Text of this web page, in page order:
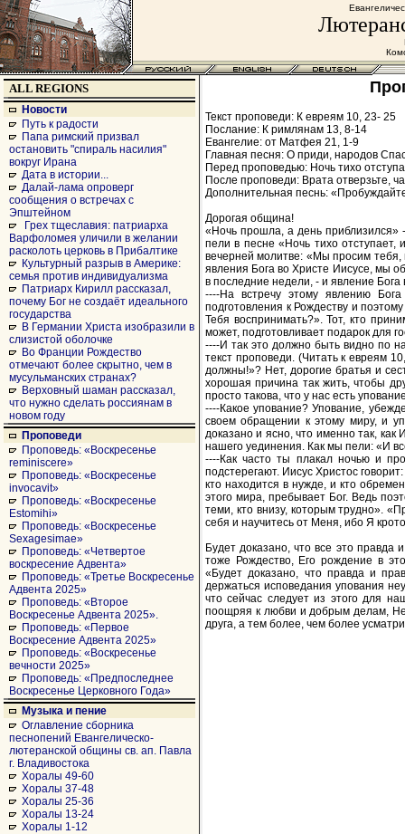
ALL REGIONS
Новости
Путь к радости
Папа римский призвал
остановить "спираль насилия"
вокруг Ирана
Дата в истории...
Далай-лама опроверг
сообщения о встречах с
Эпштейном
Грех тщеславия: патриарха
Варфоломея уличили в желании
расколоть церковь в Прибалтике
Культурный разрыв в Америке:
семья против индивидуализма
Патриарх Кирилл рассказал,
почему Бог не создаёт идеального
государства
В Германии Христа изобразили в
слизистой оболочке
Во Франции Рождество
отмечают более скрытно, чем в
мусульманских странах?
Верховный шаман рассказал,
что нужно сделать россиянам в
новом году
Проповеди
Проповедь: «Воскресенье
reminiscere»
Проповедь: «Воскресенье
invocavit»
Проповедь: «Воскресенье
Estomihi»
Проповедь: «Воскресенье
Sexagesimae»
Проповедь: «Четвертое
воскресение Адвента»
Проповедь: «Третье Воскресенье
Адвента 2025»
Проповедь: «Второе
Воскресенье Адвента 2025».
Проповедь: «Первое
Воскресение Адвента 2025»
Проповедь: «Воскресенье
вечности 2025»
Проповедь: «Предпоследнее
Воскресенье Церковного Года»
Музыка и пение
Оглавление сборника
песнопений Евангелическо-
лютеранской общины св. ап. Павла
г. Владивостока
Хоралы 49-60
Хоралы 37-48
Хоралы 25-36
Хоралы 13-24
Хоралы 1-12
Текст проповеди: К евреям 10, 23- 25
Послание: К римлянам 13, 8-14
Евангелие: от Матфея 21, 1-9
Главная песня: О приди, народов
Перед проповедью: Ночь тихо
После проповеди: Врата отверзьте,
Дополнительная песнь:
Дорогая община!
«Ночь прошла, а день приблизился»
пели в песне «Ночь тихо отступает,
вечерней молитве: «Мы просим тебя,
явления Бога во Христе Иисусе, мы
в последние недели, - и явление
----На встречу этому явлению
подготовления к Рождеству и
Тебя воспринимать?». Тот, кто
может, подготовливает подарок для
----И так это должно быть видно по
текст проповеди. (Читать к евреям
должны!»? Нет, дорогие братья и
хорошая причина так жить, чтобы
просто такова, что у нас есть
----Какое упование? Упование,
своем обращении к этому миру, и
доказано и ясно, что именно так,
нашего уединения. Как мы пели: «И
----Как часто ты плакал ночью и
подстерегают. Иисус Христос
кто находится в нужде, и кто
этого мира, пребывает Бог. Ведь
теми, кто внизу, которым трудно».
себя и научитесь от Меня, ибо Я
Будет доказано, что все это правда
тоже Рождество, Его рождение в
«Будет доказано, что правда и
держаться исповедания упования
что сейчас следует из этого для
поощряя к любви и добрым делам, Не
друга, а тем более, чем более